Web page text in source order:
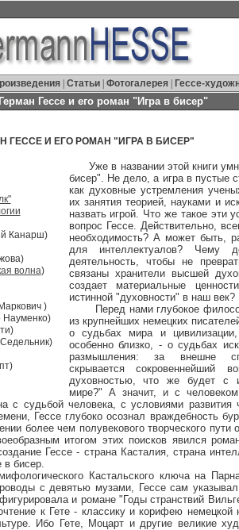
Статьи Фотогалерея Гессе-
Гессе и его роман "Игра в бисер"
ГЕССЕ И ЕГО РОМАН "ИГРА В БИСЕР"
Канарш)
волна)
)
Уже в названии этой книги
бисер". Не дело, а игра в пустые
как духовные устремления
их занятия теорией, науками и
назвать игрой. Что же такое эти
вопрос Гессе. Действительно,
необходимость? А может быть,
для интеллектуалов? Чему
деятельность, чтобы не
связаны хранители высшей
создает материальные
истинной "духовности" в наш век?
Перед нами глубокое
из крупнейших немецких
о судьбах мира и
особенно близко, - о судьбах
размышления: за внешне
скрывается
духовностью, что же будет с
мире?" А значит, и с
с судьбой человека, с условиями развития
Гессе глубоко осознал враждебность
более чем полувекового творческого пути
итогом этих поисков явился
Гессе - страна Касталия, страна
в бисер.
Кастальского ключа на
с девятью музами, Гессе сам
и романе "Годы странствий
к Гете - классику и корифею
Ибо Гете, Моцарт и другие великие